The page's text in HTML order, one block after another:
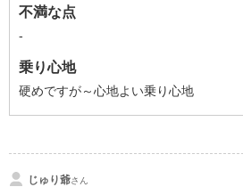
不満な点
-
乗り心地
硬めですが～心地よい乗り心地
じゅり爺さん